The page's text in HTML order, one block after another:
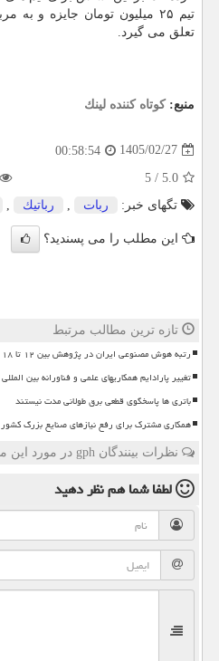
تعلق می گیرد.
منبع: كوتاه كننده لینك
1405/02/27
00:58:54
5.0
/
5
تگهای خبر:
ربات , رباتیك ,
این مطلب را می پسندید؟
تازه ترین مطالب مرتبط
رتبه هوش مصنوعی ایران در پژوهش بین ۱۲ تا ۱۸
تغییر پارادایم همکاریهای علمی و فناورانه بین المللی
باتری ها پاسخگوی قطعی برق طولانی مدت نیستند
همکاری مشترک برای رفع نیازهای صنایع بزرگ کشور
نظرات بینندگان gph در مورد این مطلب
لطفا شما همنظر دهید